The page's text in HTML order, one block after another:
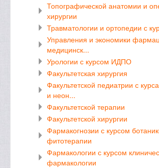
Топографической анатомии и
хирургии
Травматологии и ортопедии с
Управления и экономики
медицинск...
Урологии с курсом ИДПО
Факультетская хирургия
Факультетской педиатрии с
и неон...
Факультетской терапии
Факультетской хирургии
Фармакогнозии с курсом
фитотерапии
Фармакологии с курсом
фармакологии